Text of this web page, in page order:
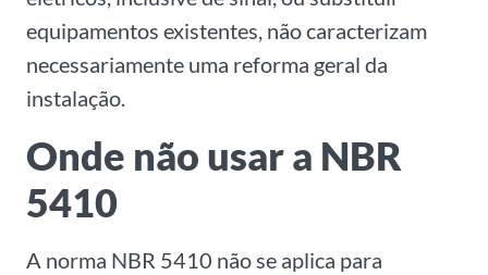
equipamentos existentes, não caracterizam
necessariamente uma reforma geral da
instalação.
Onde não usar a NBR
5410
A norma NBR 5410 não se aplica para